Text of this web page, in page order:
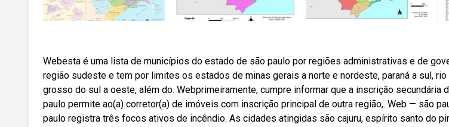
Webesta é uma lista de municípios do estado de são paulo por regiões administrativas e de
região sudeste e tem por limites os estados de minas gerais a norte e nordeste, paraná a sul,
grosso do sul a oeste, além do. Webprimeiramente, cumpre informar que a inscrição secundária
paulo permite ao(a) corretor(a) de imóveis com inscrição principal de outra região,. Web — são
paulo registra três focos ativos de incêndio. As cidades atingidas são cajuru, espírito santo do